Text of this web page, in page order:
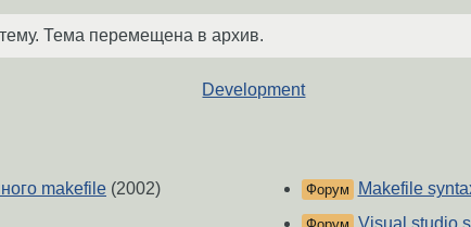
Тема перемещена в архив.
Development
makefile (2002) Форум Makefile